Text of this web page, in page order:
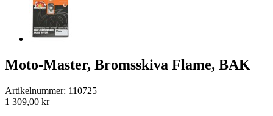
Moto-Master, Bromsskiva Flame, BAK
Artikelnummer: 110725
1 309,00 kr